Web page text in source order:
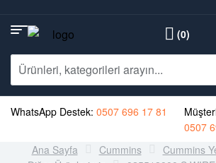
(0)
WhatsApp Destek: 0507 696 17 81
0507
Ana Sayfa
Cummins
Cummins